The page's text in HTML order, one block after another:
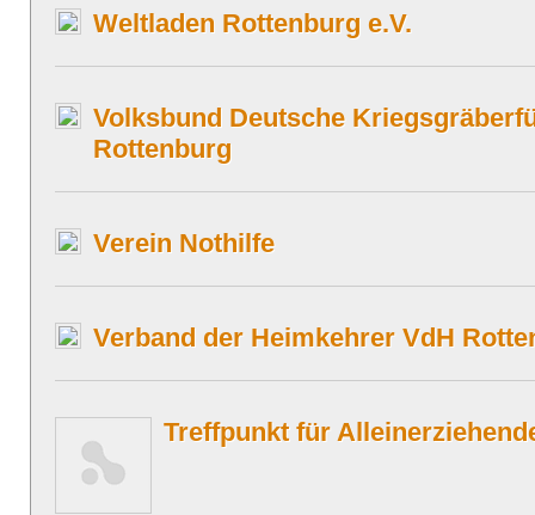
Weltladen Rottenburg e.V.
Volksbund Deutsche
Rottenburg
Verein Nothilfe
Verband der Heimkehrer VdH
Treffpunkt für